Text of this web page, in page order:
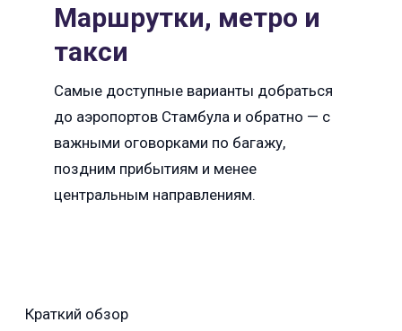
Маршрутки, метро и
такси
Самые доступные варианты добраться
до аэропортов Стамбула и обратно — с
важными оговорками по багажу,
поздним прибытиям и менее
центральным направлениям.
Краткий обзор